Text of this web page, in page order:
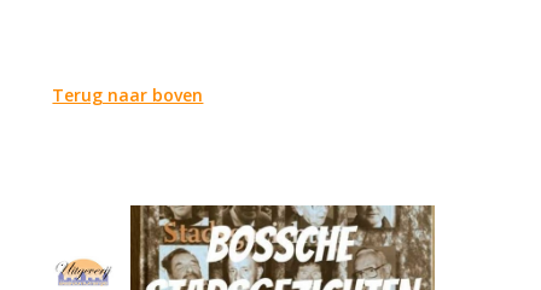
Terug naar boven